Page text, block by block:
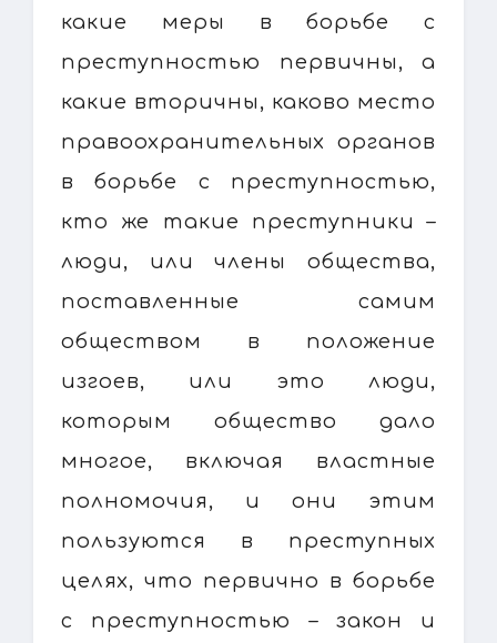
какие меры в борьбе с
преступностью первичны, а
какие вторичны, каково место
правоохранительных органов
в борьбе с преступностью,
кто же такие преступники –
люди, или члены общества,
поставленные самим
обществом в положение
изгоев, или это люди,
которым общество дало
многое, включая властные
полномочия, и они этим
пользуются в преступных
целях, что первично в борьбе
с преступностью – закон и